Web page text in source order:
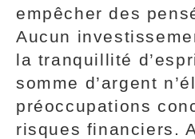
empêcher des
Aucun
la tranquillité
somme d’argent
préoccupations
risques financiers.